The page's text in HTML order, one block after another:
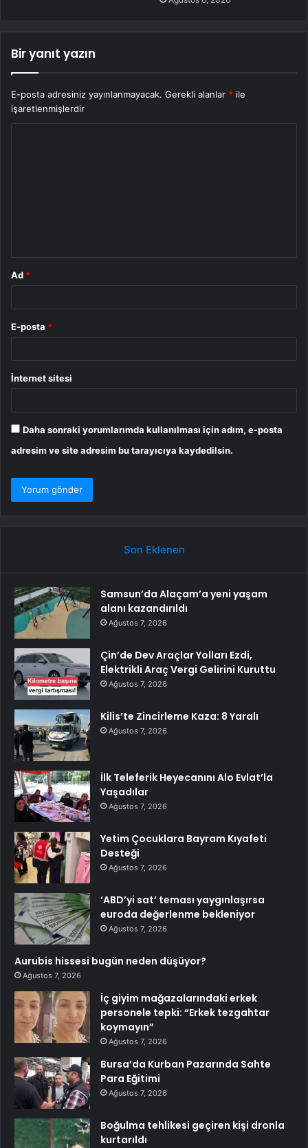
Bir yanıt yazın
E-posta adresiniz yayınlanmayacak. Gerekli alanlar * ile
işaretlenmişlerdir
Ad *
E-posta *
İnternet sitesi
Daha sonraki yorumlarımda kullanılması için adım, e-posta
adresim ve site adresim bu tarayıcıya kaydedilsin.
Son Eklenen
Samsun’da Alaçam’a yeni yaşam
alanı kazandırıldı
Ağustos 7, 2026
Çin’de Dev Araçlar Yolları Ezdi,
Elektrikli Araç Vergi Gelirini Kuruttu
Ağustos 7, 2026
Kilis’te Zincirleme Kaza: 8 Yaralı
Ağustos 7, 2026
İlk Teleferik Heyecanını Alo Evlat’la
Yaşadılar
Ağustos 7, 2026
Yetim Çocuklara Bayram Kıyafeti
Desteği
Ağustos 7, 2026
‘ABD’yi sat’ teması yaygınlaşırsa
euroda değerlenme bekleniyor
Ağustos 7, 2026
Aurubis hissesi bugün neden düşüyor?
Ağustos 7, 2026
İç giyim mağazalarındaki erkek
personele tepki: “Erkek tezgahtar
koymayın”
Ağustos 7, 2026
Bursa’da Kurban Pazarında Sahte
Para Eğitimi
Ağustos 7, 2026
Boğulma tehlikesi geçiren kişi dronla
kurtarıldı